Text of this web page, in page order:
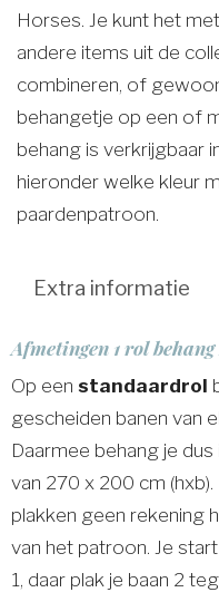
Horses. Je kunt het
andere items uit de
combineren, of
behangetje op een of
behang is verkrijgbaar
hieronder welke kleur
paardenpatroon.
Extra informatie
Afmetingen 1 rol
Op een standaardrol
gescheiden banen van
Daarmee behang je
van 270 x 200 cm
plakken geen rekening
van het patroon. Je
1, daar plak je baan 2